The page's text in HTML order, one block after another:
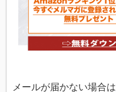
メールが届かない場合は